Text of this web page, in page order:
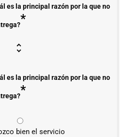
es la principal razón por la que no
*
es la principal razón por la que no
*
bien el servicio